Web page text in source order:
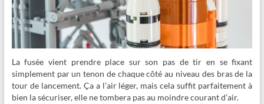
La fusée vient prendre place sur son pas de tir en se fixant
simplement par un tenon de chaque côté au niveau des bras de la
tour de lancement. Ça a l’air léger, mais cela suffit parfaitement à
bien la sécuriser, elle ne tombera pas au moindre courant d’air.